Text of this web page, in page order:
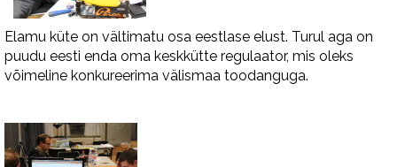
Elamu küte on vältimatu osa eestlase elust. Turul aga on
puudu eesti enda oma keskkütte regulaator, mis oleks
võimeline konkureerima välismaa toodanguga.